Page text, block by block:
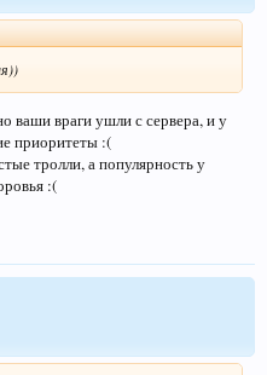
ваши враги ушли с сервера, и у
приоритеты :(
тролли, а популярность у
:(